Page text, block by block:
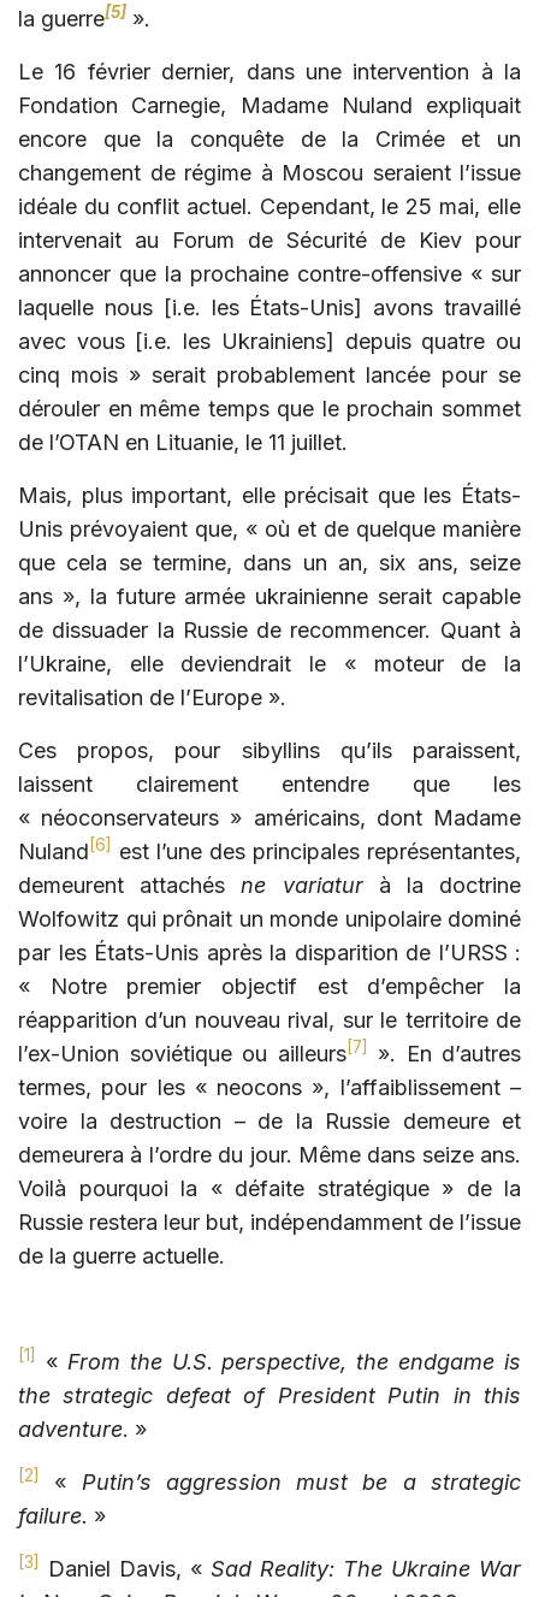
la guerre[5] ».
Le 16 février dernier, dans une intervention à la
Fondation Carnegie, Madame Nuland expliquait
encore que la conquête de la Crimée et un
changement de régime à Moscou seraient l’issue
idéale du conflit actuel. Cependant, le 25 mai, elle
intervenait au Forum de Sécurité de Kiev pour
annoncer que la prochaine contre-offensive « sur
laquelle nous [i.e. les États-Unis] avons travaillé
avec vous [i.e. les Ukrainiens] depuis quatre ou
cinq mois » serait probablement lancée pour se
dérouler en même temps que le prochain sommet
de l’OTAN en Lituanie, le 11 juillet.
Mais, plus important, elle précisait que les États-
Unis prévoyaient que, « où et de quelque manière
que cela se termine, dans un an, six ans, seize
ans », la future armée ukrainienne serait capable
de dissuader la Russie de recommencer. Quant à
l’Ukraine, elle deviendrait le « moteur de la
revitalisation de l’Europe ».
Ces propos, pour sibyllins qu’ils paraissent,
laissent clairement entendre que les
« néoconservateurs » américains, dont Madame
Nuland [6]
est l’une des principales représentantes,
demeurent attachésne variaturà la doctrine
Wolfowitz qui prônait un monde unipolaire dominé
par les États-Unis après la disparition de l’URSS :
« Notre premier objectif est d’empêcher la
réapparition d’un nouveau rival, sur le territoire de
l’ex-Union soviétique ou ailleurs [7]
». En d’autres
termes, pour les « neocons », l’affaiblissement –
voire la destruction – de la Russie demeure et
demeurera à l’ordre du jour. Même dans seize ans.
Voilà pourquoi la « défaite stratégique » de la
Russie restera leur but, indépendamment de l’issue
de la guerre actuelle.
[1] « From the U.S. perspective, the endgame is
the strategic defeat of President Putin in this
adventure. »
[2] « Putin’s aggression must be a strategic
failure. »
[3] Daniel Davis, « Sad Reality: The Ukraine War